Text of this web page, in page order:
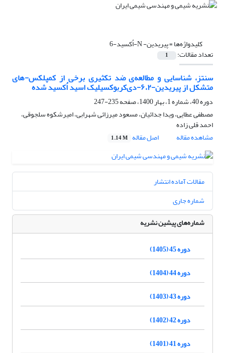
کلیدواژه‌ها =پیریدین- N-اُکسید-6
تعداد مقالات: 1
سنتز، شناسایی و مطالعه‌‌‌ی ضد ‌تکثیری برخی از کمپلکس-های
متشکل از پیریدین-۶،۲-دی‌کربوکسیلیک اسید اُکسید شده
دوره 40، شماره 1، بهار 1400، صفحه
235-247
مصطفی عطایی، ویدا جدائیان، مسعود میرزائی شهرابی، امیرشکوه سلجوقی،
احمد قلی زاده
مشاهده مقاله
اصل مقاله 1.14 M
مقالات آماده انتشار
شماره جاری
شماره‌های پیشین نشریه
دوره 45 (1405)
دوره 44 (1404)
دوره 43 (1403)
دوره 42 (1402)
دوره 41 (1401)